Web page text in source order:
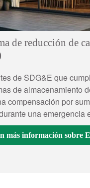
de reducción de
de SDG&E que
de almacenamiento
compensación por
una emergencia
más información sobre